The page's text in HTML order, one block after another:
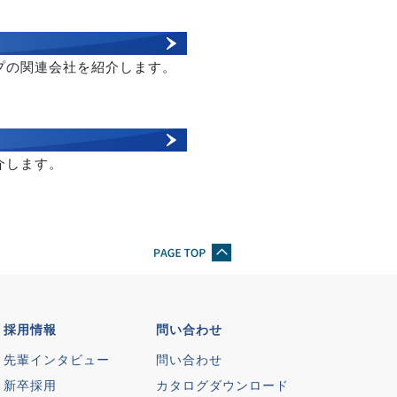
関連会社を紹介します。
ます。
採用情報
先輩インタビュー
新卒採用
問い合わせ
問い合わせ
カタログダウンロード